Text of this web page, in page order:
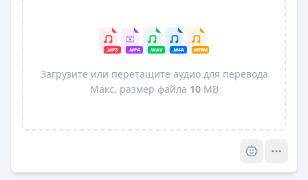
Загрузите или перетащите аудио для перевода
Макс. размер файла 10MB